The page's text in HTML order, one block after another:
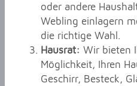
oder andere
Webling einlagern
die richtige Wahl.
Hausrat: Wir bieten
Möglichkeit, Ihren
Geschirr, Besteck,